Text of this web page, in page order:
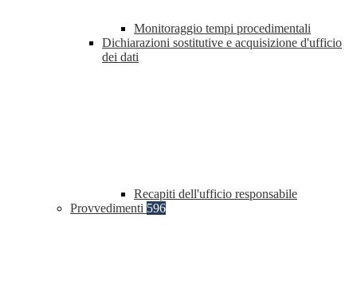
Monitoraggio tempi procedimentali
Dichiarazioni sostitutive e acquisizione d'ufficio
dei dati
Recapiti dell'ufficio responsabile
Provvedimenti 596